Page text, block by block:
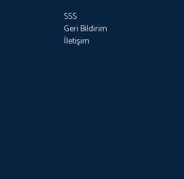
SSS
Geri Bildirim
İletişim